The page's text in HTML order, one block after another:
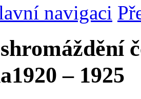
navigaci
1920 – 1925